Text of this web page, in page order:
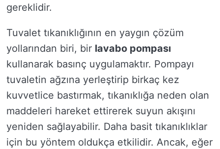
gereklidir.
Tuvalet tıkanıklığının en yaygın çözüm
yollarından biri, bir lavabo pompası
kullanarak basınç uygulamaktır. Pompayı
tuvaletin ağzına yerleştirip birkaç kez
kuvvetlice bastırmak, tıkanıklığa neden olan
maddeleri hareket ettirerek suyun akışını
yeniden sağlayabilir. Daha basit tıkanıklıklar
için bu yöntem oldukça etkilidir. Ancak, eğer